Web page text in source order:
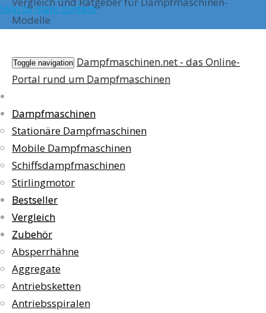
Skip to main content
Modelle
Toggle navigation Dampfmaschinen.net - das Online-
Portal rund um Dampfmaschinen
Dampfmaschinen
Stationäre Dampfmaschinen
Mobile Dampfmaschinen
Schiffsdampfmaschinen
Stirlingmotor
Bestseller
Vergleich
Zubehör
Absperrhähne
Aggregate
Antriebsketten
Antriebsspiralen